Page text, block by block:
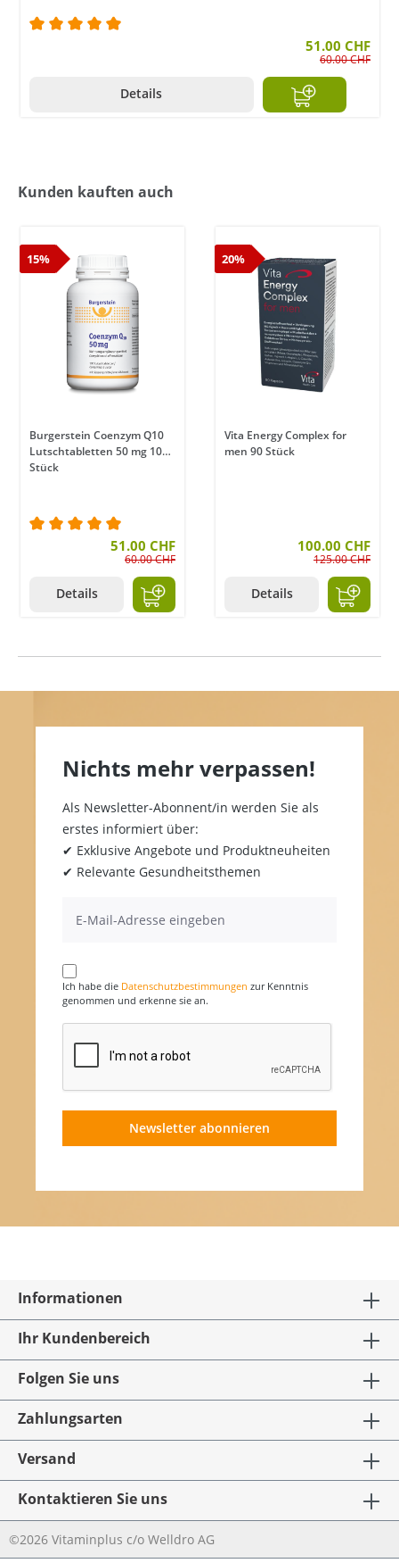
Durchschnittliche Bewertung von 5 von 5 Sternen
51.00 CHF
60.00 CHF
Details
Kunden kauften auch
15%
Burgerstein Coenzym Q10
Lutschtabletten 50 mg 100
Stück
Durchschnittliche Bewertung von 5 von 5 Sternen
51.00 CHF
60.00 CHF
Details
20%
Vita Energy Complex for
men 90 Stück
100.00 CHF
125.00 CHF
Details
Nichts mehr verpassen!
Als Newsletter-Abonnent/in werden Sie als
erstes informiert über:
✔ Exklusive Angebote und Produktneuheiten
✔ Relevante Gesundheitsthemen
Ich habe die Datenschutzbestimmungen zur Kenntnis
genommen und erkenne sie an.
Newsletter abonnieren
Informationen
Ihr Kundenbereich
Folgen Sie uns
Zahlungsarten
Versand
Kontaktieren Sie uns
©2026 Vitaminplus c/o Welldro AG